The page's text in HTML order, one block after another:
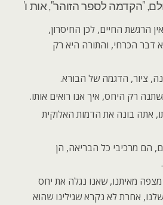
"הקדמה לספר הזוהר", אות ו'
הרגשת החיים, לכן החיסרון,
דבר הכרחי, והתורה היא רק
ציור, הדגמה של הבורא.
רק היחס, איך אנו רואים אותו.
אתה בונה את הדמות האלוקית
הם מרכיבי כל הבריאה, הן
מאיתנו, שאנו נגלה את יחס
אחרת לא נקרא שגילינו שהוא